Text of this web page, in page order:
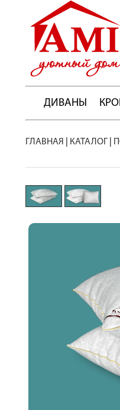
ДИВАНЫ
ГЛАВНАЯ КАТАЛОГ